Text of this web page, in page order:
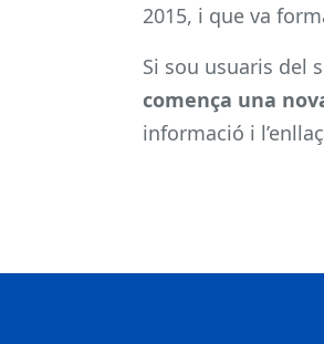
2015, i que va
Si sou usuaris del
comença una
informació i